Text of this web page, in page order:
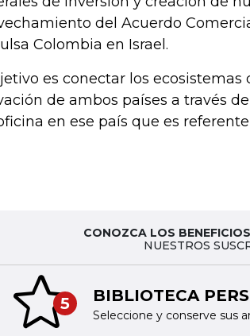
del Acuerdo
Colombia en Israel.
es conectar los
de ambos países a través
en ese país que es
CONOZCA LOS
NUESTROS
5 BIBLIOTECA
Seleccione y conserve sus
slide